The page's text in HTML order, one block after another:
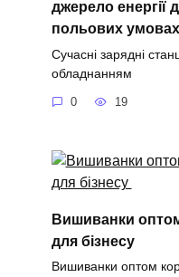
джерело енергії
польових умовах
Сучасні зарядні
обладнанням
0 19
Вишиванки
для бізнесу
Вишиванки оптом